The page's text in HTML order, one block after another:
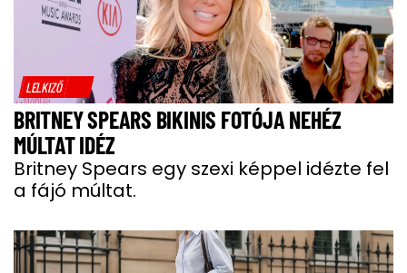
LELKIZŐ
BRITNEY SPEARS BIKINIS FOTÓJA NEHÉZ
MÚLTAT IDÉZ
Britney Spears egy szexi képpel idézte fel
a fájó múltat.